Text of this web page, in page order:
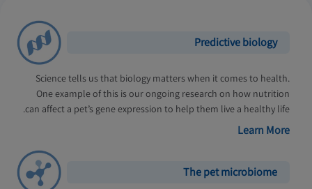
Predictive biology
Science tells us that biology matters when it comes to health.
One example of this is our ongoing research on how nutrition
can affect a pet’s gene expression to help them live a healthy life.
Learn More
The pet microbiome